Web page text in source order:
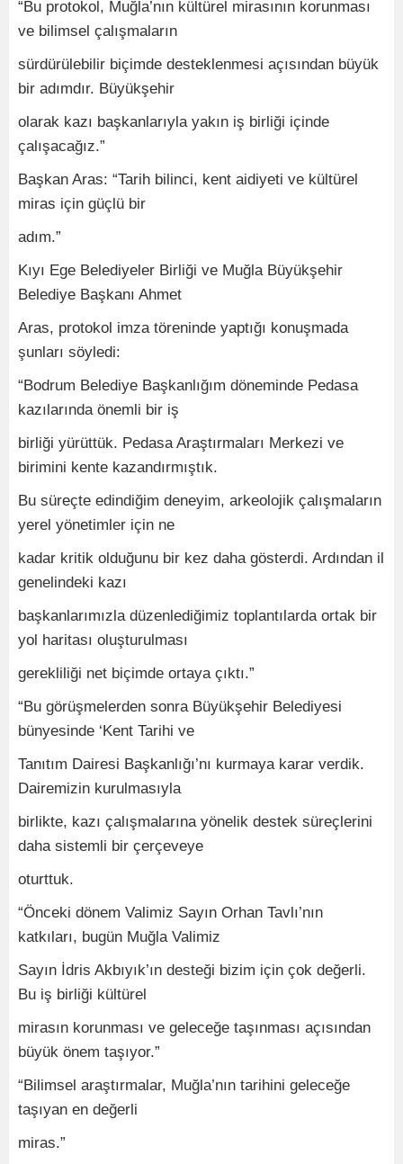
“Bu protokol, Muğla’nın kültürel mirasının korunması
ve bilimsel çalışmaların
sürdürülebilir biçimde desteklenmesi açısından büyük
bir adımdır. Büyükşehir
olarak kazı başkanlarıyla yakın iş birliği içinde
çalışacağız.”
Başkan Aras: “Tarih bilinci, kent aidiyeti ve kültürel
miras için güçlü bir
adım.”
Kıyı Ege Belediyeler Birliği ve Muğla Büyükşehir
Belediye Başkanı Ahmet
Aras, protokol imza töreninde yaptığı konuşmada
şunları söyledi:
“Bodrum Belediye Başkanlığım döneminde Pedasa
kazılarında önemli bir iş
birliği yürüttük. Pedasa Araştırmaları Merkezi ve
birimini kente kazandırmıştık.
Bu süreçte edindiğim deneyim, arkeolojik çalışmaların
yerel yönetimler için ne
kadar kritik olduğunu bir kez daha gösterdi. Ardından il
genelindeki kazı
başkanlarımızla düzenlediğimiz toplantılarda ortak bir
yol haritası oluşturulması
gerekliliği net biçimde ortaya çıktı.”
“Bu görüşmelerden sonra Büyükşehir Belediyesi
bünyesinde ‘Kent Tarihi ve
Tanıtım Dairesi Başkanlığı’nı kurmaya karar verdik.
Dairemizin kurulmasıyla
birlikte, kazı çalışmalarına yönelik destek süreçlerini
daha sistemli bir çerçeveye
oturttuk.
“Önceki dönem Valimiz Sayın Orhan Tavlı’nın
katkıları, bugün Muğla Valimiz
Sayın İdris Akbıyık’ın desteği bizim için çok değerli.
Bu iş birliği kültürel
mirasın korunması ve geleceğe taşınması açısından
büyük önem taşıyor.”
“Bilimsel araştırmalar, Muğla’nın tarihini geleceğe
taşıyan en değerli
miras.”